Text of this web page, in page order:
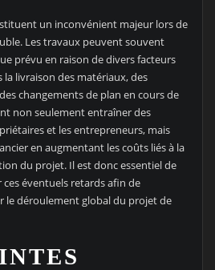
un inconvénient majeur lors de
Les travaux peuvent souvent
prévu en raison de divers facteurs
livraison des matériaux, des
changements de plan en cours de
non seulement entraîner des
et les entrepreneurs, mais
en augmentant les coûts liés à la
du projet. Il est donc essentiel de
éventuels retards afin de
le déroulement global du projet de